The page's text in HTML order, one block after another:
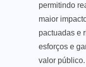
permitindo
maior
pactuadas e
esforços e
valor